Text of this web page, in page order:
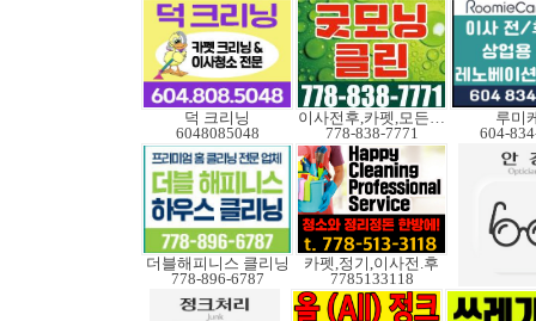
덕 크리닝
6048085048
이사전후,카펫,모든청소
778-838-7771
루미
604-
더블해피니스 클리닝
778-896-6787
카펫,정기,이사전.후
7785133118